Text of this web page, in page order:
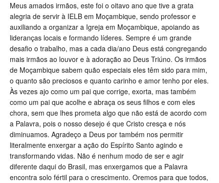
Meus amados irmãos, este foi o oitavo ano que tive a grata
alegria de servir à IELB em Moçambique, sendo professor e
auxiliando a organizar a Igreja em Moçambique, apoiando as
lideranças locais e formando líderes. Sempre é um grande
desafio o trabalho, mas a cada dia/ano Deus está congregando
mais irmãos ao louvor e à adoração ao Deus Triúno. Os irmãos
de Moçambique sabem quão especiais eles têm sido para mim,
o quanto são preciosos e quanto carinho e amor tenho por eles.
Às vezes ajo como um pai que corrige, exorta, mas também
como um pai que acolhe e abraça os seus filhos e com eles
chora, sem que lhes prometa algo que não está de acordo com
a Palavra, pois o nosso desejo é que Cristo cresça e nós
diminuamos. Agradeço a Deus por também nos permitir
literalmente enxergar a ação do Espírito Santo agindo e
transformando vidas. Não é nenhum modo de ser e agir
diferente daqui do Brasil, mas enxergamos que a Palavra
encontra solo fértil para o crescimento. Oremos para que todos,